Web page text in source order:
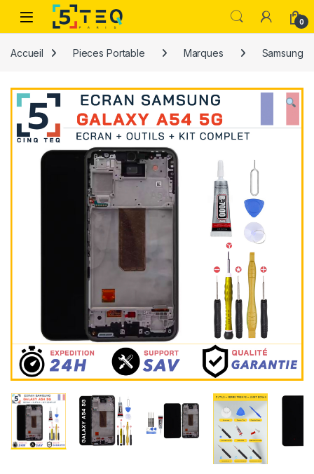
Passer à la navigation
Aller au contenu
0
Accueil Pieces Portable Marques Samsung